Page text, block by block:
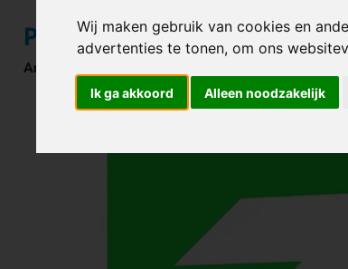
Wij maken gebruik van cookies en
advertenties te tonen, om ons
Ik ga akkoord Alleen noodzakelijk
Pijl Rechts Boven (Sticker)
Artikelnummer: